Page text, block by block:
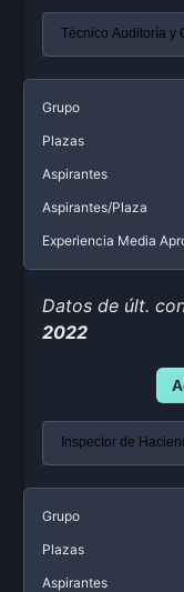
Grupo
Plazas
Aspirantes
Aspirantes/Plaza
Experiencia Media
Datos de últ.
2022
Grupo
Plazas
Aspirantes